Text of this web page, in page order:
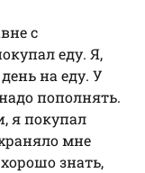
с
еду. Я,
на еду. У
пополнять.
я покупал
мне
знать,